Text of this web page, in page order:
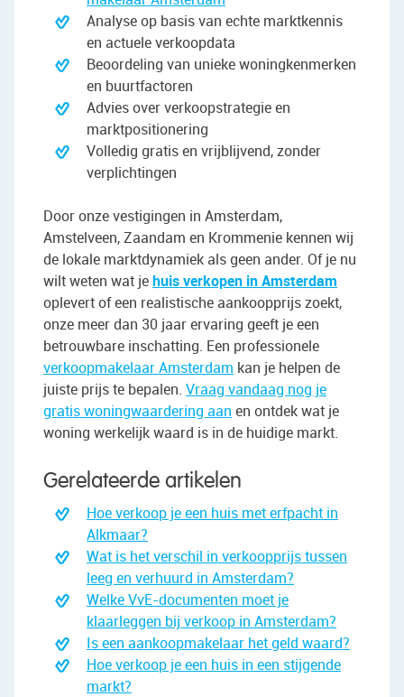
Analyse op basis van echte marktkennis
en actuele verkoopdata
Beoordeling van unieke woningkenmerken
en buurtfactoren
Advies over verkoopstrategie en
marktpositionering
Volledig gratis en vrijblijvend, zonder
verplichtingen
Door onze vestigingen in Amsterdam,
Amstelveen, Zaandam en Krommenie kennen wij
de lokale marktdynamiek als geen ander. Of je nu
wilt weten wat jehuis verkopen in Amsterdam
oplevert of een realistische aankoopprijs zoekt,
onze meer dan 30 jaar ervaring geeft je een
betrouwbare inschatting. Een professionele
verkoopmakelaar Amsterdam kan je helpen de
juiste prijs te bepalen. Vraag vandaag nog je
gratis woningwaardering aan en ontdek wat je
woning werkelijk waard is in de huidige markt.
Gerelateerde artikelen
Hoe verkoop je een huis met erfpacht in
Alkmaar?
Wat is het verschil in verkoopprijs tussen
leeg en verhuurd in Amsterdam?
Welke VvE-documenten moet je
klaarleggen bij verkoop in Amsterdam?
Is een aankoopmakelaar het geld waard?
Hoe verkoop je een huis in een stijgende
markt?